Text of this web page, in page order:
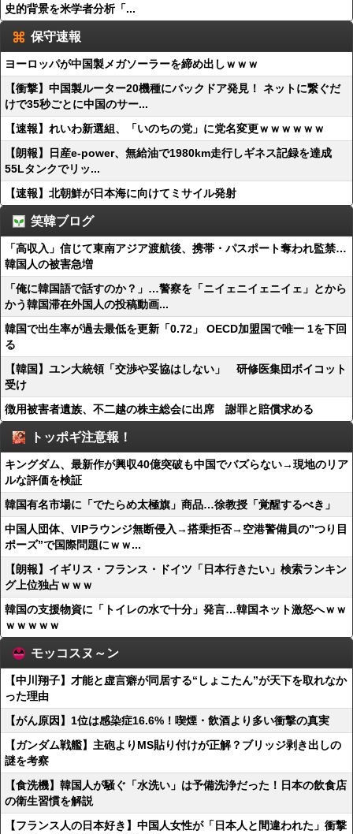
史的背景を米学者分析「...
保守速報
ヨーロッパが中国製メガソーラーを締め出しｗｗｗ
【衝撃】中国製ルーター20機種にバックドア発見！ ネットに繋ぐだ
けで35秒ごとに中国のサー...
【速報】れいわ新選組、「いのちの党」に党名変更ｗｗｗｗｗｗ
【朗報】日産e-power、無給油で1980km走行しギネス記録を達成
55Lタンクでリッ...
【速報】北朝鮮が日本海に向けてミサイル発射
笑韓ブログ
「高収入」信じて東南アジア渡航後、携帯・パスポート奪われ監禁…
韓国人の被害急増
「俺に韓国語で話すのか？」…警察を「ニイェニイェニイェ」とから
かう韓国滞在外国人の投稿動画...
韓国で出生率が過去最低を更新「0.72」 OECD加盟国で唯一 1を下回
る
【韓国】ユン大統領「交渉や妥協はしない」 研修医集団ボイコット
受け
徴用被害者遺族、不二越の株主総会に出席 謝罪と賠償求める
トッポギ注意報！
キングダム、最新作が興収40億突破も中国でバズらない→現地のリア
ルな評価を検証
韓国有名市場に「でたらめ太極旗」商品…徐教授「覚醒するべき」
中国人団体、VIPラウンジ無断侵入→搭乗拒否→空港警備員の”つり目
ポーズ”で国際問題にｗｗ...
【朗報】イギリス・フランス・ドイツ「日本行きたい」検索ランキン
グ上位独占ｗｗｗ
韓国の支援物資に「トイレの水で十分」発言…韓国ネット激怒へｗｗ
ｗｗｗｗｗ
モッコスヌ～ン
【中川翔子】才能と虚言癖が同居する“しょこたん”が天下を取れなか
った理由
【がん原因】1位は感染症16.6%！喫煙・飲酒より多い衝撃の真実
【ガンダム戦艦】主砲よりMS貼り付けが正解？ブリッジ剥き出しの
謎を考察
【食洗機】韓国人が騒ぐ「水洗い」は予備洗浄だった！日本の飲食店
の衛生習慣を解説
【フランス人の日本好き】中国人女性が「日本人と間違われた」衝撃